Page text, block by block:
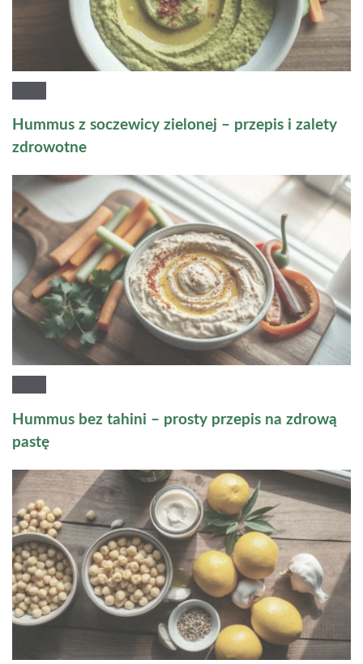
Hummus z soczewicy zielonej – przepis i zalety
zdrowotne
Hummus bez tahini – prosty przepis na zdrową
pastę